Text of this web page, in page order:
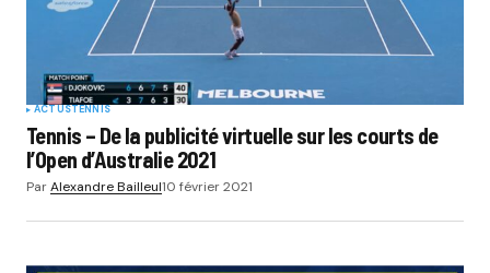
ACTUSTENNIS
Tennis – De la publicité virtuelle sur les courts de
l’Open d’Australie 2021
ParAlexandre Bailleul10 février 2021